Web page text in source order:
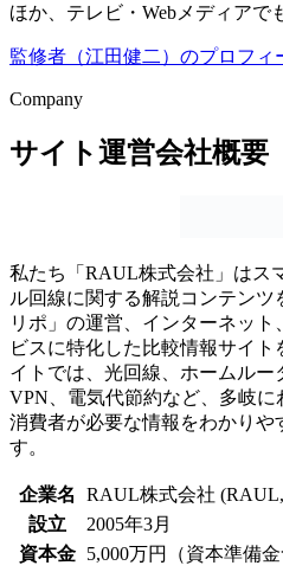
ほか、テレビ・Webメディアで
監修者（江田健二）のプロフィ
Company
サイト運営会社概要
私たち「RAUL株式会社」はス
ル回線に関する解説コンテンツ
リポ」の運営、インターネッ
ビスに特化した比較情報サイ
イトでは、光回線、ホームルー
VPN、電気代節約など、多岐に
消費者が必要な情報をわかりや
す。
企業名
RAUL株式会社
設立
2005年3月
資本金 5,000万円（資本準備金